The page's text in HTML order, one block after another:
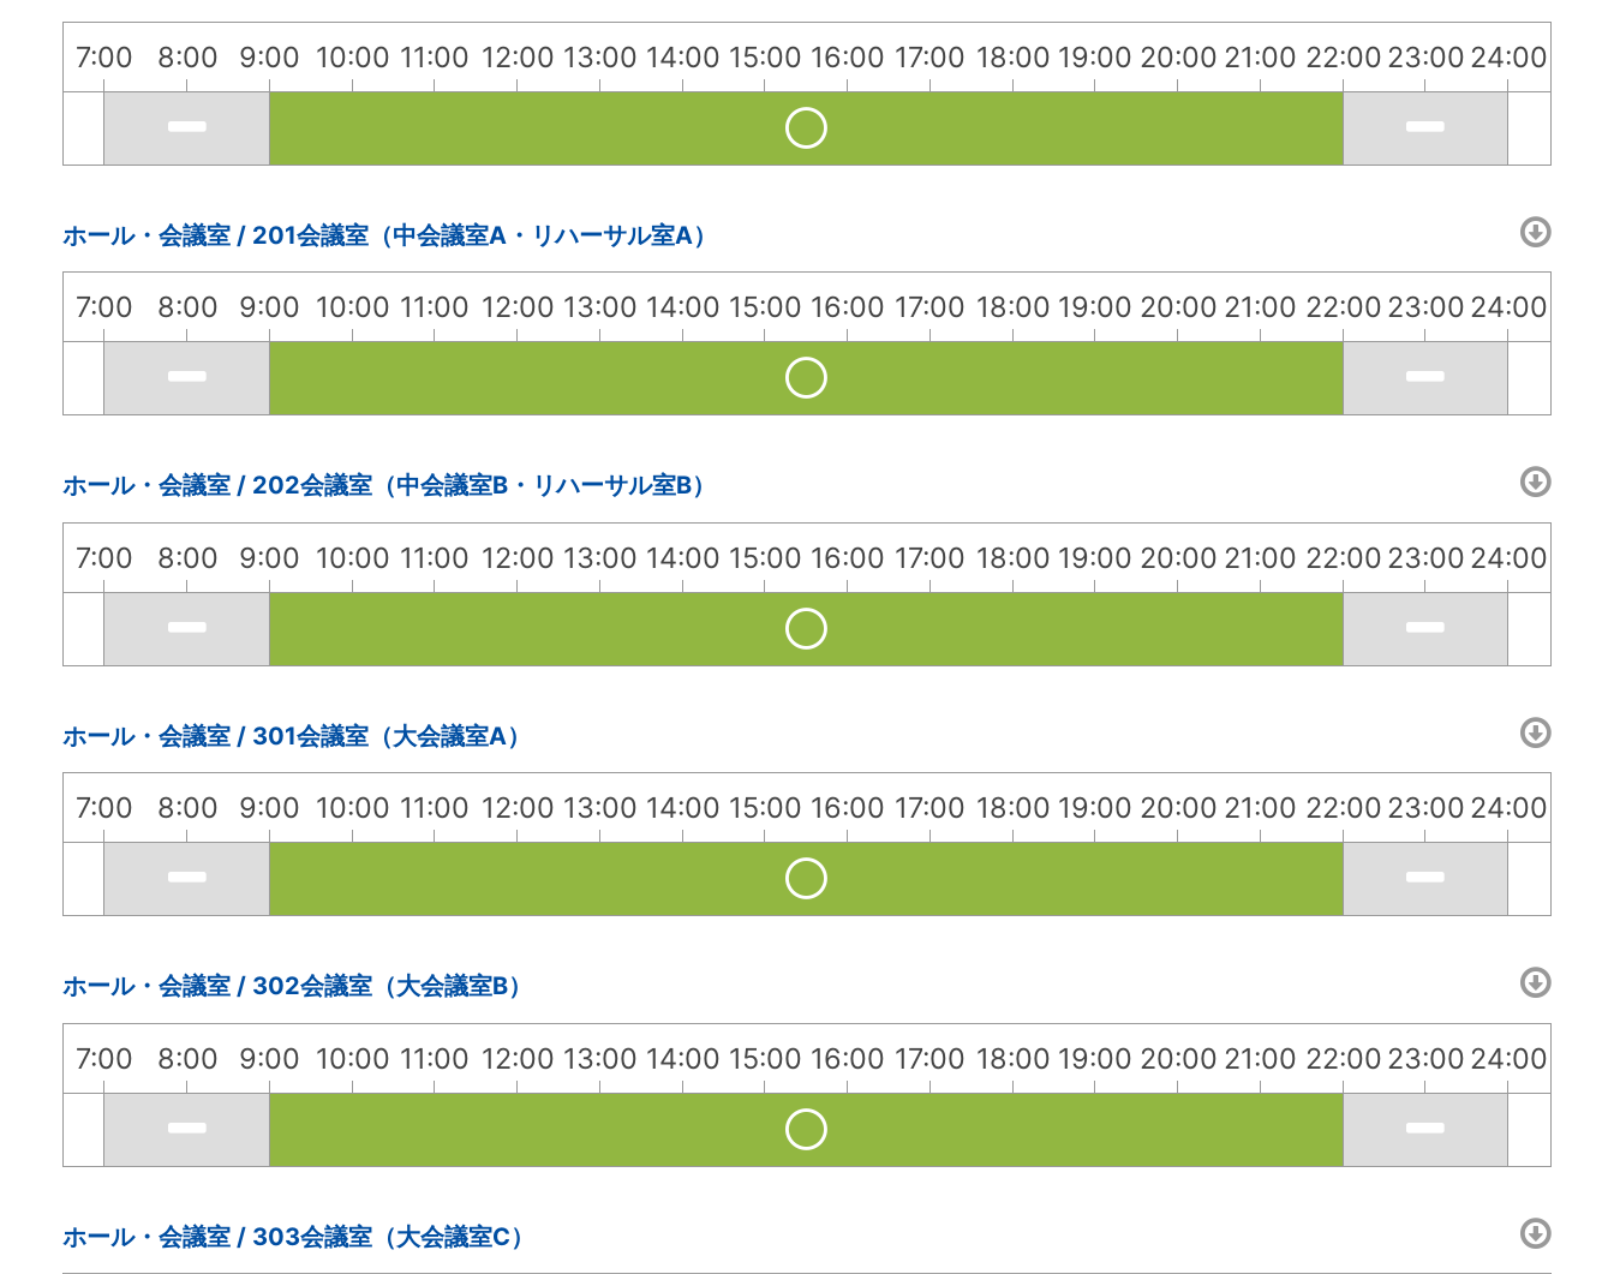
7:00 8:00 9:00 10:00 11:00 12:00 13:00 14:00 15:00 16:00 17:00 18:00 19:00 20:00 21:00 22:00 23:00 24:00
ホール・会議室 / 201会議室（中会議室A・リハーサル室A）
7:00 8:00 9:00 10:00 11:00 12:00 13:00 14:00 15:00 16:00 17:00 18:00 19:00 20:00 21:00 22:00 23:00 24:00
ホール・会議室 / 202会議室（中会議室B・リハーサル室B）
7:00 8:00 9:00 10:00 11:00 12:00 13:00 14:00 15:00 16:00 17:00 18:00 19:00 20:00 21:00 22:00 23:00 24:00
ホール・会議室 / 301会議室（大会議室A）
7:00 8:00 9:00 10:00 11:00 12:00 13:00 14:00 15:00 16:00 17:00 18:00 19:00 20:00 21:00 22:00 23:00 24:00
ホール・会議室 / 302会議室（大会議室B）
7:00 8:00 9:00 10:00 11:00 12:00 13:00 14:00 15:00 16:00 17:00 18:00 19:00 20:00 21:00 22:00 23:00 24:00
ホール・会議室 / 303会議室（大会議室C）